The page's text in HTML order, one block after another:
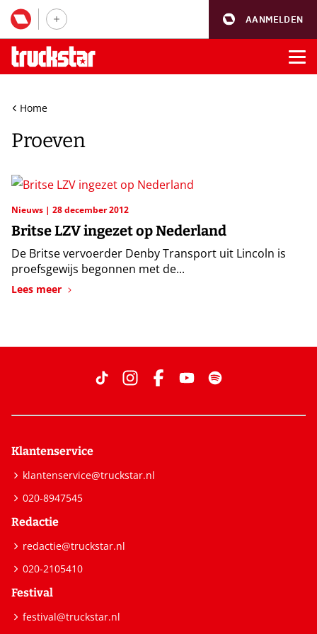
AANMELDEN
Home
Proeven
Nieuws 28 december 2012
Britse LZV ingezet op Nederland
De Britse vervoerder Denby Transport uit Lincoln is
proefsgewijs begonnen met de...
Lees meer
Klantenservice
klantenservice@truckstar.nl
020-8947545
Redactie
redactie@truckstar.nl
020-2105410
Festival
festival@truckstar.nl